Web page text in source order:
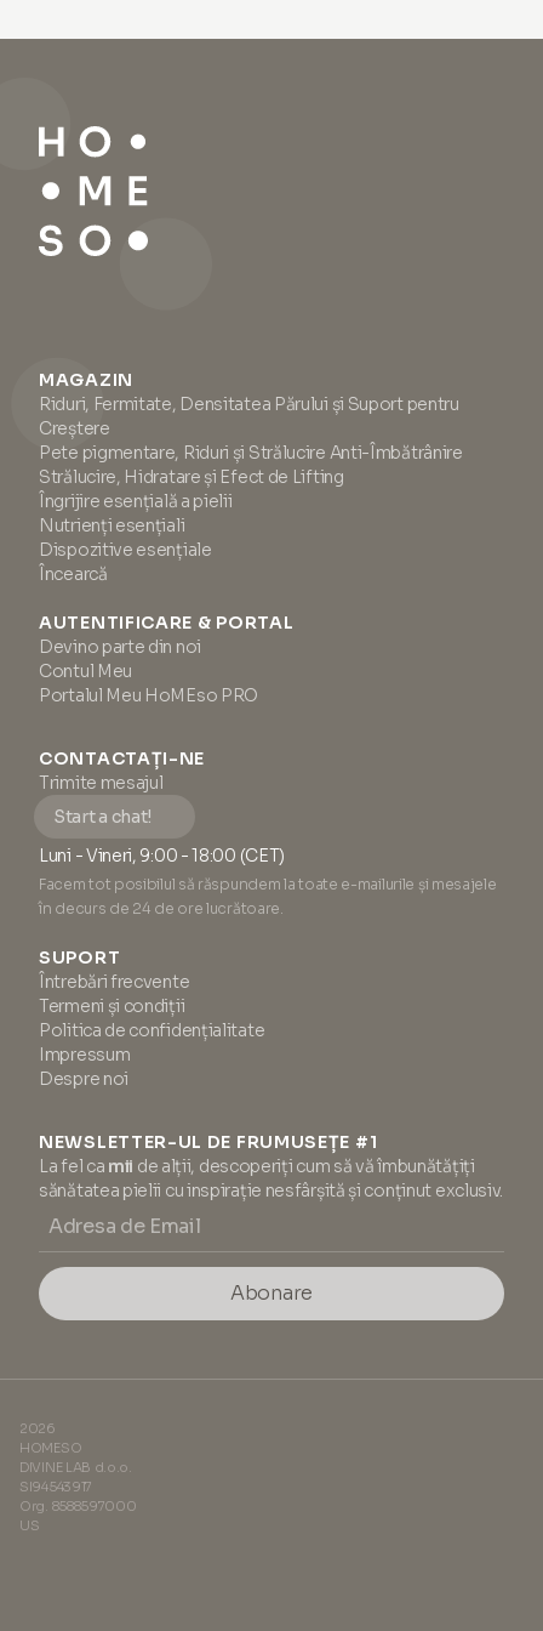
imperfecțiunilor pielii. Potrivit
pentru toate tipurile de piele,
lifting cu un finisaj mătăsos
servește ca o bază excelentă
pentru machiaj. Pentru
rezultate optime, aplică înainte
de hidratare.
MAGAZIN
Riduri, Fermitate, Densitatea Părului și Suport pentru
Creștere
Pete pigmentare, Riduri și Strălucire Anti-Îmbătrânire
Strălucire, Hidratare și Efect de Lifting
Îngrijire esențială a pielii
Nutrienți esențiali
Dispozitive esențiale
Încearcă
AUTENTIFICARE & PORTAL
Devino parte din noi
Contul Meu
Portalul Meu HoMEso PRO
CONTACTAȚI-NE
Trimite mesajul
Start a chat!
Luni - Vineri, 9:00 - 18:00 (CET)
Facem tot posibilul să răspundem la toate e-mailurile și mesajele
în decurs de 24 de ore lucrătoare.
SUPORT
Întrebări frecvente
Termeni și condiții
Politica de confidențialitate
Impressum
Despre noi
NEWSLETTER-UL DE FRUMUSEȚE #1
La fel ca mii de alții, descoperiți cum să vă îmbunătățiți
sănătatea pielii cu inspirație nesfârșită și conținut exclusiv.
Abonare
2026
HOMESO
DIVINE LAB d.o.o.
SI94543917
Org. 8588597000
US